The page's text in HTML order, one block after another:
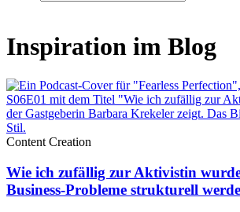
Inspiration im Blog
Content Creation
Wie ich zufällig zur Aktivistin
Business-Probleme strukturell